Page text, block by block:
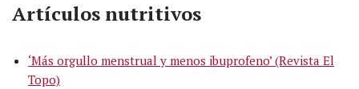
Artículos nutritivos
‘Más orgullo menstrual y menos ibuprofeno’ (Revista El
Topo)